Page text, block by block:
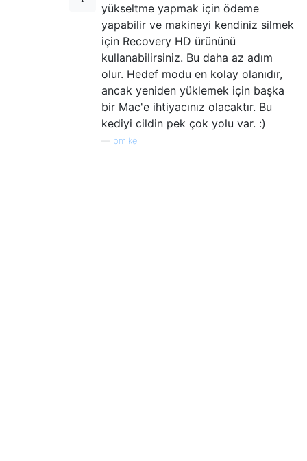
yükseltme yapmak için ödeme
yapabilir ve makineyi kendiniz silmek
için Recovery HD ürününü
kullanabilirsiniz. Bu daha az adım
olur. Hedef modu en kolay olanıdır,
ancak yeniden yüklemek için başka
bir Mac'e ihtiyacınız olacaktır. Bu
kediyi cildin pek çok yolu var. :)
bmike